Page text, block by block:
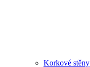
Korkové stěny